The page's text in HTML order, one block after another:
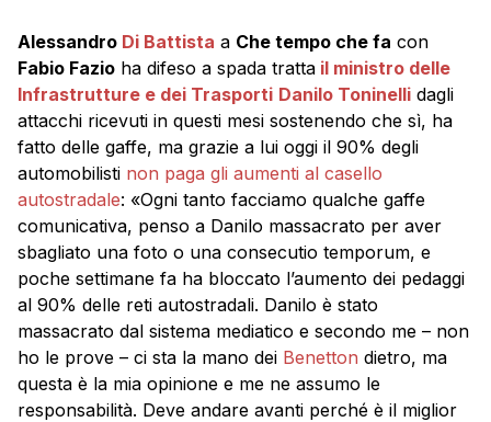
Alessandro Di Battista a Che tempo che fa con
Fabio Fazio ha difeso a spada tratta il ministro delle
Infrastrutture e dei Trasporti Danilo Toninelli dagli
attacchi ricevuti in questi mesi sostenendo che sì, ha
fatto delle gaffe, ma grazie a lui oggi il 90% degli
automobilisti non paga gli aumenti al casello
autostradale: «Ogni tanto facciamo qualche gaffe
comunicativa, penso a Danilo massacrato per aver
sbagliato una foto o una consecutio temporum, e
poche settimane fa ha bloccato l’aumento dei pedaggi
al 90% delle reti autostradali. Danilo è stato
massacrato dal sistema mediatico e secondo me – non
ho le prove – ci sta la mano dei Benetton dietro, ma
questa è la mia opinione e me ne assumo le
responsabilità. Deve andare avanti perché è il miglior